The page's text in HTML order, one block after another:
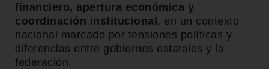
financiero, apertura económica y
coordinación institucional , en un contexto
nacional marcado por tensiones políticas y
diferencias entre gobiernos estatales y la
federación.